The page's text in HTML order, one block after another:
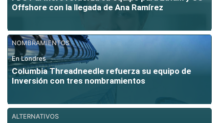
Offshore con la llegada de Ana Ramírez
NOMBRAMIENTOS
En Londres
Columbia Threadneedle refuerza su equipo de
Inversión con tres nombramientos
ALTERNATIVOS